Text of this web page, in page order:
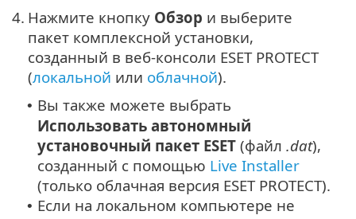
4. Нажмите кнопку Обзор и выберите
пакет комплексной установки,
созданный в веб-консоли ESET PROTECT
(локальной или облачной).
• Вы также можете выбрать
Использовать автономный
установочный пакет ESET (файл .dat),
созданный с помощью Live Installer
(только облачная версия ESET PROTECT).
• Если на локальном компьютере не